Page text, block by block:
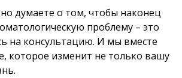
думаете о том, чтобы наконец
проблему – это
на консультацию. И мы вместе
которое изменит не только вашу